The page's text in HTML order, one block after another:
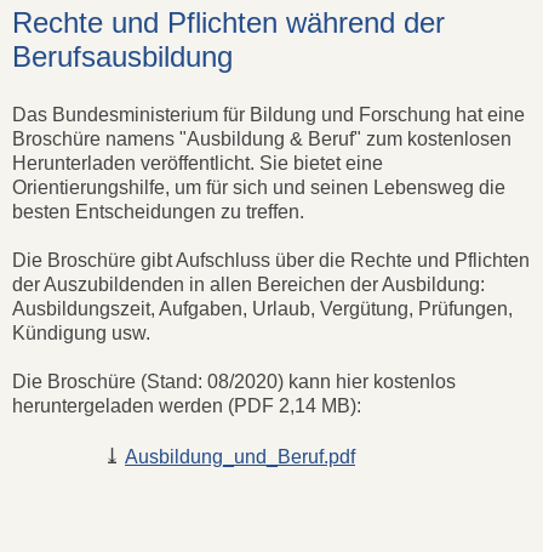
Rechte und Pflichten während der
Berufsausbildung
Das Bundesministerium für Bildung und Forschung hat eine
Broschüre namens "Ausbildung & Beruf" zum kostenlosen
Herunterladen veröffentlicht. Sie bietet eine
Orientierungshilfe, um für sich und seinen Lebensweg die
besten Entscheidungen zu treffen.
Die Broschüre gibt Aufschluss über die Rechte und Pflichten
der Auszubildenden in allen Bereichen der Ausbildung:
Ausbildungszeit, Aufgaben, Urlaub, Vergütung, Prüfungen,
Kündigung usw.
Die Broschüre (Stand: 08/2020) kann hier kostenlos
heruntergeladen werden (PDF 2,14 MB):
⤓ Ausbildung_und_Beruf.pdf